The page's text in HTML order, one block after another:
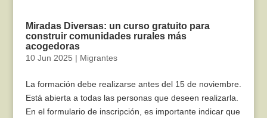
Miradas Diversas: un curso gratuito para
construir comunidades rurales más
acogedoras
10 Jun 2025 | Migrantes
La formación debe realizarse antes del 15 de noviembre.
Está abierta a todas las personas que deseen realizarla.
En el formulario de inscripción, es importante indicar que